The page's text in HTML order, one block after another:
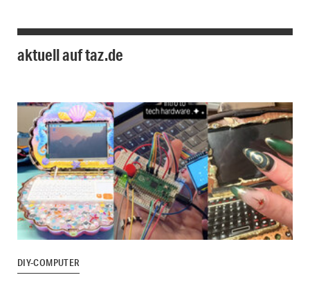
aktuell auf taz.de
DIY-COMPUTER